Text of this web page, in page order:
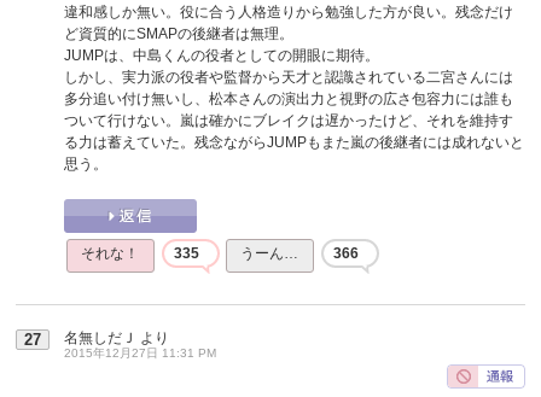
違和感しか無い。役に合う人格造りから勉強した方が良い。残念だけ
ど資質的にSMAPの後継者は無理。
JUMPは、中島くんの役者としての開眼に期待。
しかし、実力派の役者や監督から天才と認識されている二宮さんには
多分追い付け無いし、松本さんの演出力と視野の広さ包容力には誰も
ついて行けない。嵐は確かにブレイクは遅かったけど、それを維持す
る力は蓄えていた。残念ながらJUMPもまた嵐の後継者には成れないと
思う。
それな！ 335 うーん… 366
27 名無しだＪ より
2015年12月27日 11:31 PM